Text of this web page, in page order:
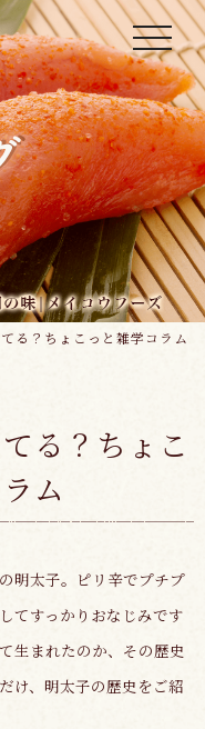
toggle
る？ちょこっと雑学コラム
る？ちょこ
ム
明太子。ピリ辛でプチプ
てすっかりおなじみです
生まれたのか、その歴史
け、明太子の歴史をご紹